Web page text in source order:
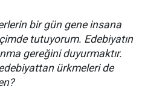
bir gün gene insana
tutuyorum. Edebiyatın
gereğini duyurmaktır.
ürkmeleri de